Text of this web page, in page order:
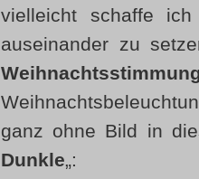
vielleicht schaffe
auseinander zu
ganz ohne Bild in
Dunkle„: